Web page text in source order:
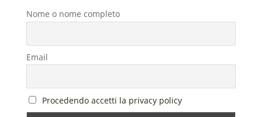
Nome o nome completo
Email
Procedendo accetti la privacy policy